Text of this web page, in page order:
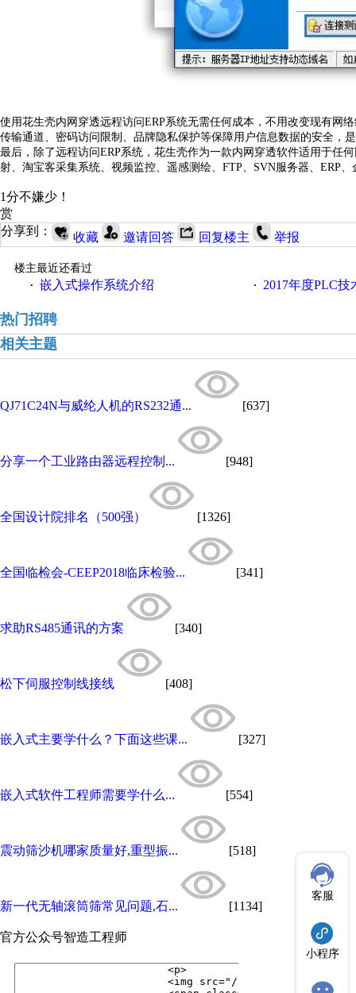
使用花生壳内网穿透远程访问ERP系统无需任何成本，不用改变现有网
传输通道、密码访问限制、品牌隐私保护等保障用户信息数据的安全，
最后，除了远程访问ERP系统，花生壳作为一款内网穿透软件适用于任
射、淘宝客采集系统、视频监控、遥感测绘、FTP、SVN服务器、ERP、
1分不嫌少！
赏
分享到：
收藏 邀请回答 回复楼主 举报
楼主最近还看过
· 嵌入式操作系统介绍 · 2017年度PLC
热门招聘
相关主题
QJ71C24N与威纶人机的RS232通... [637]
分享一个工业路由器远程控制... [948]
全国设计院排名（500强） [1326]
全国临检会-CEEP2018临床检验... [341]
求助RS485通讯的方案 [340]
松下伺服控制线接线 [408]
嵌入式主要学什么？下面这些课... [327]
嵌入式软件工程师需要学什么... [554]
震动筛沙机哪家质量好,重型振... [518]
新一代无轴滚筒筛常见问题,石... [1134]
官方公众号智造工程师
客服
小程序